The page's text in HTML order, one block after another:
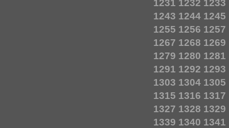
1231 1232 1233
1243 1244 1245
1255 1256 1257
1267 1268 1269
1279 1280 1281
1291 1292 1293
1303 1304 1305
1315 1316 1317
1327 1328 1329
1339 1340 1341